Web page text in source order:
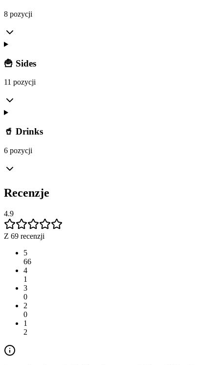
8 pozycji
🍟 Sides
11 pozycji
🥤 Drinks
6 pozycji
Recenzje
4.9
Z 69 recenzji
5
66
4
1
3
0
2
0
1
2